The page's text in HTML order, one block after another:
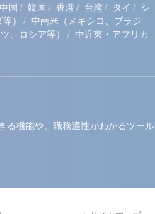
中国 / 韓国 / 香港 / 台湾 / タイ / シ
） / 中南米（メキシコ、ブラジ
、ロシア等） / 中近東・アフリカ
る機能や、職務適性がわかるツール